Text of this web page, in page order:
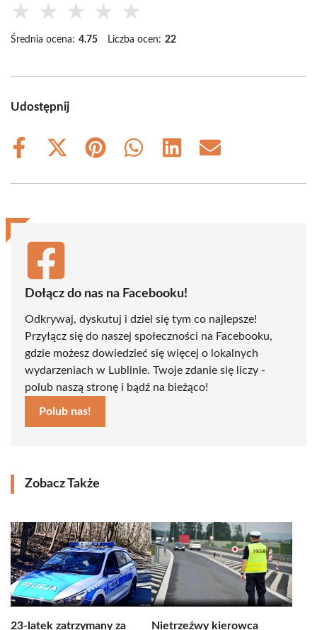
★ ★ ★ ★ ★
Średnia ocena: 4.75 Liczba ocen: 22
Udostępnij
Share
Share
(Twitter)
Share
Share
Share
Share
Dołącz do nas na Facebooku!
Odkrywaj, dyskutuj i dziel się tym co najlepsze!
Przyłącz się do naszej społeczności na Facebooku,
gdzie możesz dowiedzieć się więcej o lokalnych
wydarzeniach w Lublinie. Twoje zdanie się liczy -
polub naszą stronę i bądź na bieżąco!
Polub nas!
Zobacz Także
23-latek zatrzymany za Nietrzeźwy kierowca